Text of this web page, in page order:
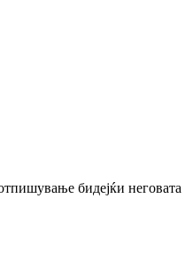
бидејќи неговата